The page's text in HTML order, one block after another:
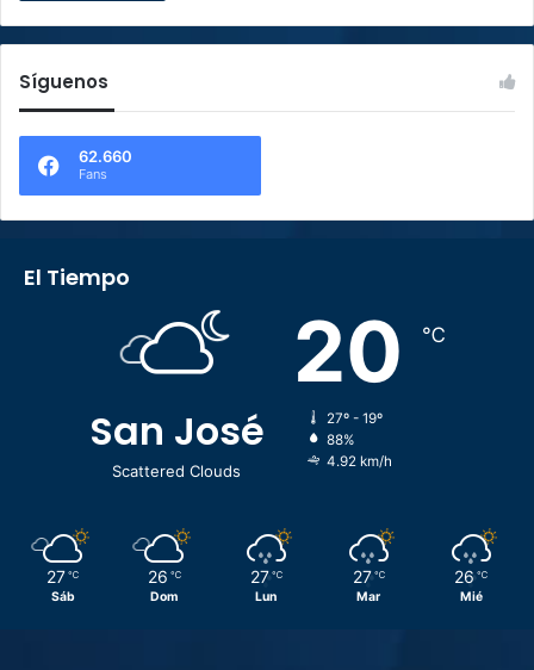
Síguenos
62.660
Fans
El Tiempo
San José
Scattered Clouds
20 ℃
27º - 19º
88%
4.92 km/h
27 ℃
Sáb
26 ℃
Dom
27 ℃
Lun
27 ℃
Mar
26 ℃
Mié